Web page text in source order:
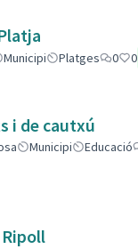
Municipi Platges 0 0
i de cautxú
Municipi Educació